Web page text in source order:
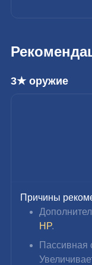
3★ оружие
Причины
HP.
Пассивная